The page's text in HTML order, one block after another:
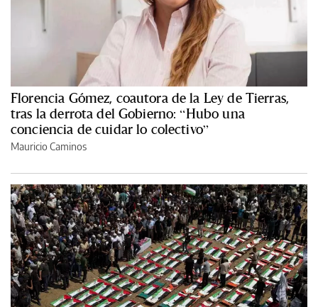
Florencia Gómez, coautora de la Ley de Tierras,
tras la derrota del Gobierno: “Hubo una
conciencia de cuidar lo colectivo”
Mauricio Caminos